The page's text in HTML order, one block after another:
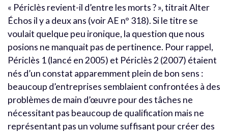
« Périclès revient-il d’entre les morts ? », titrait Alter
Échos il y a deux ans (voir AE n° 318). Si le titre se
voulait quelque peu ironique, la question que nous
posions ne manquait pas de pertinence. Pour rappel,
Périclès 1 (lancé en 2005) et Périclès 2 (2007) étaient
nés d’un constat apparemment plein de bon sens :
beaucoup d’entreprises semblaient confrontées à des
problèmes de main d’œuvre pour des tâches ne
nécessitant pas beaucoup de qualification mais ne
représentant pas un volume suffisant pour créer des